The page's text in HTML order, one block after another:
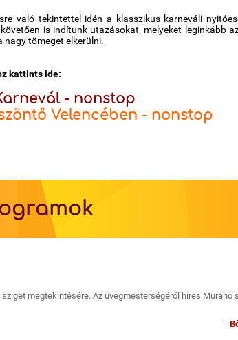
való tekintettel idén a klasszikus karneváli
is indítunk utazásokat, melyeket leginkább
nagy tömeget elkerülni.
kattints ide:
- nonstop
Velencében - nonstop
megtekintésére. Az üvegmesterségéről híres Murano